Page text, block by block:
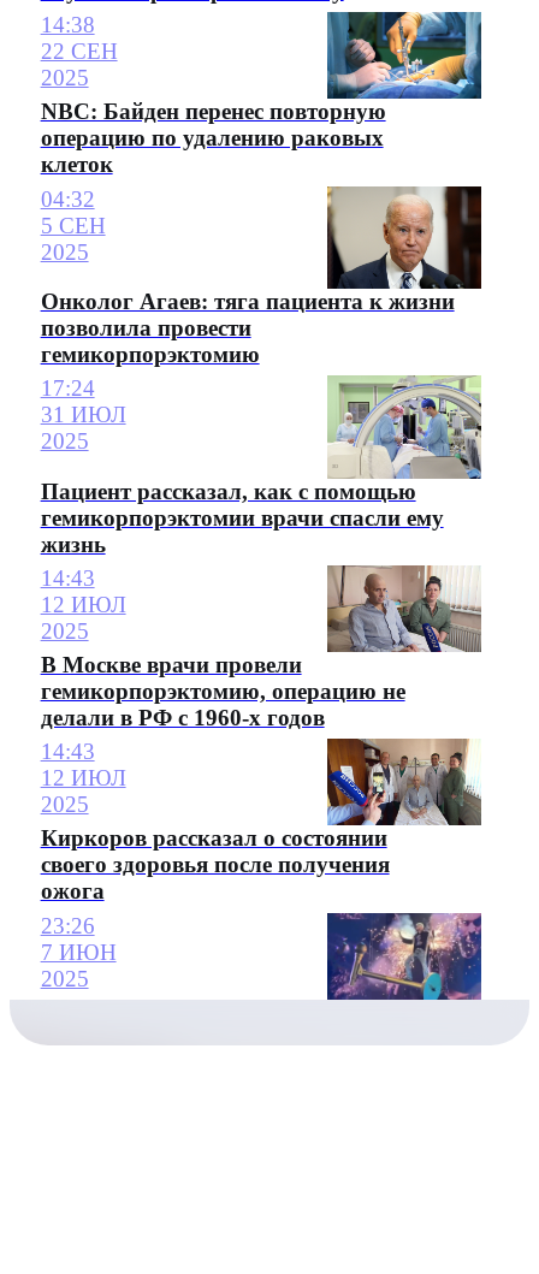
14:38
22 СЕН
2025
NBC: Байден перенес повторную
операцию по удалению раковых
клеток
04:32
5 СЕН
2025
Онколог Агаев: тяга пациента к жизни
позволила провести
гемикорпорэктомию
17:24
31 ИЮЛ
2025
Пациент рассказал, как с помощью
гемикорпорэктомии врачи спасли ему
жизнь
14:43
12 ИЮЛ
2025
В Москве врачи провели
гемикорпорэктомию, операцию не
делали в РФ с 1960-х годов
14:43
12 ИЮЛ
2025
Киркоров рассказал о состоянии
своего здоровья после получения
ожога
23:26
7 ИЮН
2025